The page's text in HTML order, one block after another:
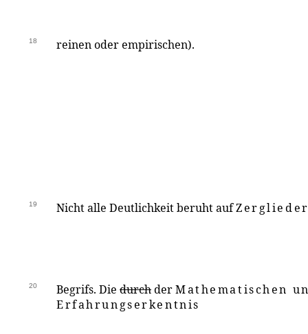
18 reinen oder empirischen).
19 Nicht alle Deutlichkeit beruht auf
20 Begrifs. Die durchderMathematischen
Erfahrungserkentnis